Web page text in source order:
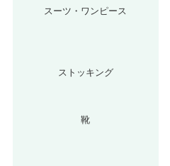
スーツ・ワンピース
ストッキング
靴